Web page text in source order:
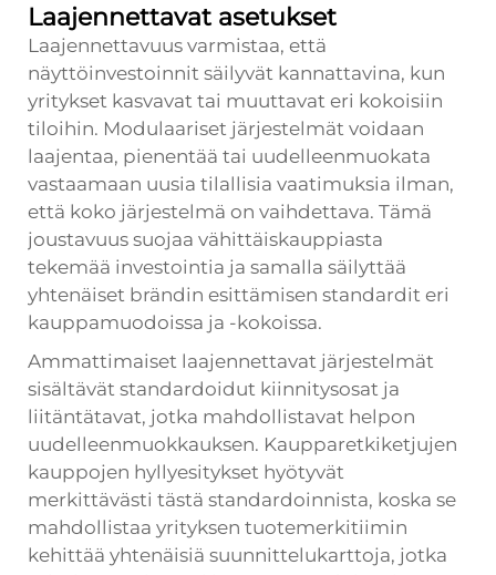
Laajennettavat asetukset
Laajennettavuus varmistaa, että
näyttöinvestoinnit säilyvät kannattavina, kun
yritykset kasvavat tai muuttavat eri kokoisiin
tiloihin. Modulaariset järjestelmät voidaan
laajentaa, pienentää tai uudelleenmuokata
vastaamaan uusia tilallisia vaatimuksia ilman,
että koko järjestelmä on vaihdettava. Tämä
joustavuus suojaa vähittäiskauppiasta
tekemää investointia ja samalla säilyttää
yhtenäiset brändin esittämisen standardit eri
kauppamuodoissa ja -kokoissa.
Ammattimaiset laajennettavat järjestelmät
sisältävät standardoidut kiinnitysosat ja
liitäntätavat, jotka mahdollistavat helpon
uudelleenmuokkauksen. Kaupparetkiketjujen
kauppojen hyllyesitykset hyötyvät
merkittävästi tästä standardoinnista, koska se
mahdollistaa yrityksen tuotemerkitiimin
kehittää yhtenäisiä suunnittelukarttoja, jotka